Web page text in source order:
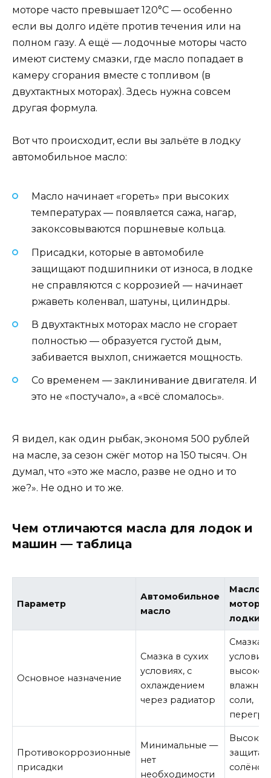
моторе часто превышает 120°C — особенно
если вы долго идёте против течения или на
полном газу. А ещё — лодочные моторы часто
имеют систему смазки, где масло попадает в
камеру сгорания вместе с топливом (в
двухтактных моторах). Здесь нужна совсем
другая формула.
Вот что происходит, если вы зальёте в лодку
автомобильное масло:
Масло начинает «гореть» при высоких
температурах — появляется сажа, нагар,
закоксовываются поршневые кольца.
Присадки, которые в автомобиле
защищают подшипники от износа, в лодке
не справляются с коррозией — начинает
ржаветь коленвал, шатуны, цилиндры.
В двухтактных моторах масло не сгорает
полностью — образуется густой дым,
забивается выхлоп, снижается мощность.
Со временем — заклинивание двигателя. И
это не «постучало», а «всё сломалось».
Я видел, как один рыбак, экономя 500 рублей
на масле, за сезон сжёг мотор на 150 тысяч. Он
думал, что «это же масло, разве не одно и то
же?». Не одно и то же.
Чем отличаются масла для лодок и
машин — таблица
Параметр
Автомобильное
масло
Масло
лодки
Основное назначение
Смазка в сухих
условиях, с
охлаждением
через радиатор
Смазка в
высокой
соли,
Противокоррозионные
присадки
Минимальные —
нет
необходимости
защита